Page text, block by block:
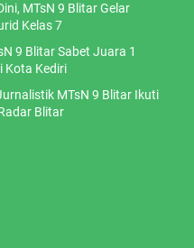
MTsN 9 Blitar Gelar
Kelas 7
9 Blitar Sabet Juara 1
Kota Kediri
MTsN 9 Blitar Ikuti
Blitar